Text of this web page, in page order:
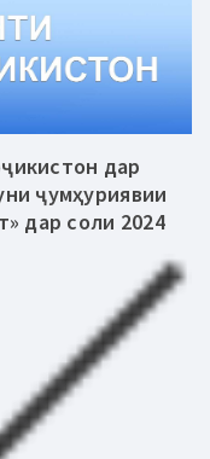
дар
ҷумҳуриявии
дар соли 2024